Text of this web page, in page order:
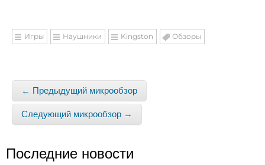
Игры Наушники Kingston Обзоры
← Предыдущий микрообзор
Следующий микрообзор →
Последние новости